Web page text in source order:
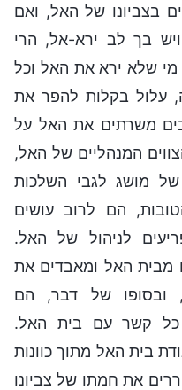
בצביונו של האל, ואם
בך לב ירא-אל, הרי
שלא ירא את האל וכל
עלול בקלות להפר את
משרתים את האל על
המנהליים של האל,
מושג לגבי השלכות
הם לרוב עושים
לניהול של האל.
מבית האל ומאבדים את
ובסופו של דבר, הם
כל קשר עם בית האל.
בית האל מתוך כוונות
את חמתו של צביונו